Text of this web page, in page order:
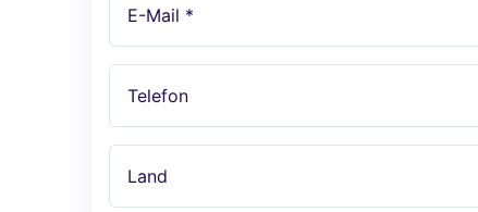
E-Mail *
Telefon
Land